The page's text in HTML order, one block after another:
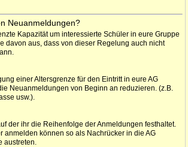
Neuanmeldungen?
Kapazität um interessierte Schüler in eure Gruppe
davon aus, dass von dieser Regelung auch nicht
einer Altersgrenze für den Eintritt in eure AG
Neuanmeldungen von Beginn an reduzieren. (z.B.
usw.).
der ihr die Reihenfolge der Anmeldungen festhaltet.
anmelden können so als Nachrücker in die AG
austreten.